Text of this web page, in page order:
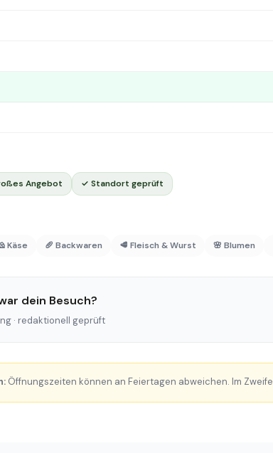
Angebot ✓ Standort geprüft
Käse 🥖 Backwaren 🥩 Fleisch & Wurst 🌸 Blumen
dein Besuch?
· redaktionell geprüft
Öffnungszeiten können an Feiertagen abweichen. Im